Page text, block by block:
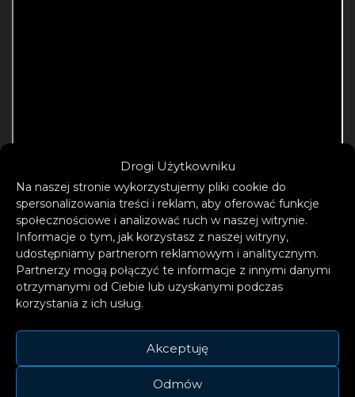
Drogi Użytkowniku
Na naszej stronie wykorzystujemy pliki cookie do
spersonalizowania treści i reklam, aby oferować funkcje
społecznościowe i analizować ruch w naszej witrynie.
Informacje o tym, jak korzystasz z naszej witryny,
udostępniamy partnerom reklamowym i analitycznym.
Partnerzy mogą połączyć te informacje z innymi danymi
otrzymanymi od Ciebie lub uzyskanymi podczas
korzystania z ich usług.
Akceptuję
Odmów
„Paradox” to pierwsze wydawnictwo VICTORII
w 2024 roku, po serii bardzo udanych singli z